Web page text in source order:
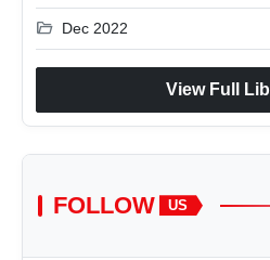
folder_open Dec 2022
View Full
FOLLOW US